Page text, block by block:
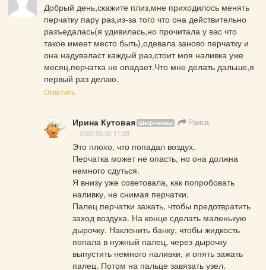
Добрый день,скажите плиз,мне приходилось менять
перчатку пару раз,из-за того что она действительно
разъедалась(я удивилась,но прочитала у вас что
такое имеет место быть),одевала заново перчатку и
она надуваласт каждый раз,стоит моя наливка уже
месяц,перчатка не опадает.Что мне делать дальше,я
первый раз делаю.
Ответить
Ирина Кутовая Шеф-повар Раиса
2020.08.30 11:28
Это плохо, что попадал воздух.
Перчатка может не опасть, но она должна
немного сдуться.
Я внизу уже советовала, как попробовать
наливку, не снимая перчатки.
Палец перчатки зажать, чтобы предотвратить
заход воздуха. На конце сделать маленькую
дырочку. Наклонить банку, чтобы жидкость
попала в нужный палец, через дырочку
выпустить немного наливки, и опять зажать
палец. Потом на пальце завязать узел.